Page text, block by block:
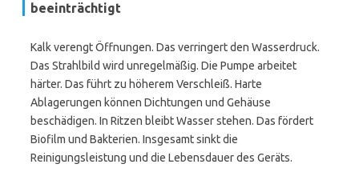
beeinträchtigt
Kalk verengt Öffnungen. Das verringert den Wasserdruck.
Das Strahlbild wird unregelmäßig. Die Pumpe arbeitet
härter. Das führt zu höherem Verschleiß. Harte
Ablagerungen können Dichtungen und Gehäuse
beschädigen. In Ritzen bleibt Wasser stehen. Das fördert
Biofilm und Bakterien. Insgesamt sinkt die
Reinigungsleistung und die Lebensdauer des Geräts.